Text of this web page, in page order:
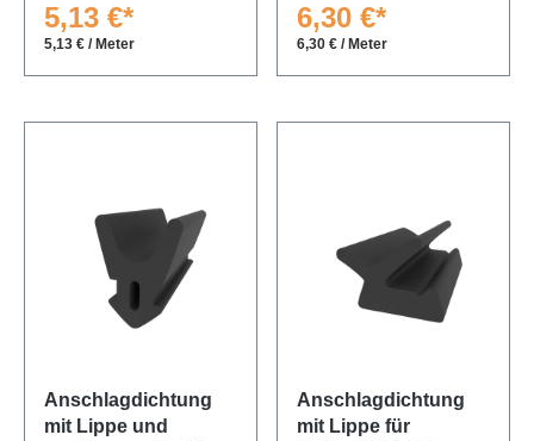
5,13 €*
5,13 € / Meter
6,30 €*
6,30 € / Meter
Anschlagdichtung
mit Lippe und
Anschlagdichtung
mit Lippe für